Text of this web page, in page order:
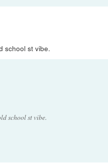
school st vibe.
school st vibe.